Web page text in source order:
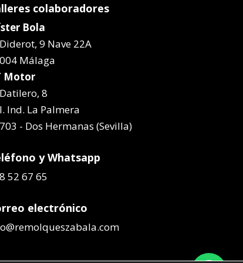
colaboradores
Bola
9 Nave 22A
Málaga
Motor
8
Ind. La Palmera
- Dos Hermanas (Sevilla)
y Whatsapp
52 67 65
electrónico